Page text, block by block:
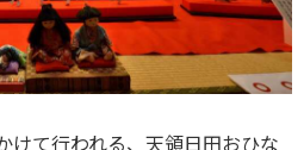
けて行われる、天領日田おひな